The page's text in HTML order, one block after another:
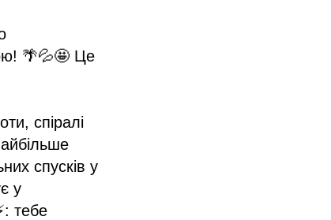
🌴💦🤩 Це
спіралі
спусків у
у
тебе